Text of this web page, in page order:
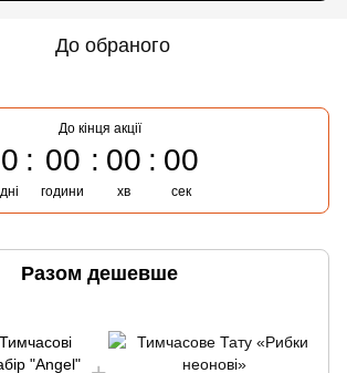
До обраного
До кінця акції
0
дні
00
години
00
хв
00
сек
Разом дешевше